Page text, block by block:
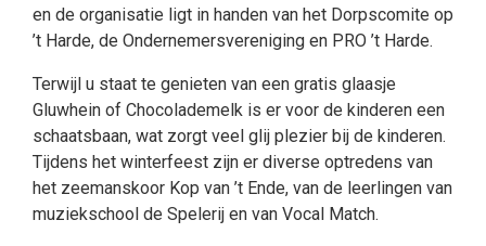
en de organisatie ligt in handen van het Dorpscomite op
’t Harde, de Ondernemersvereniging en PRO ’t Harde.
Terwijl u staat te genieten van een gratis glaasje
Gluwhein of Chocolademelk is er voor de kinderen een
schaatsbaan, wat zorgt veel glij plezier bij de kinderen.
Tijdens het winterfeest zijn er diverse optredens van
het zeemanskoor Kop van ’t Ende, van de leerlingen van
muziekschool de Spelerij en van Vocal Match.